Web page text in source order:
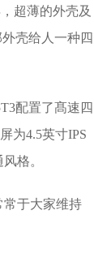
超薄的外壳及
壳给人一种四
配置了髙速四
为4.5英寸IPS
格。
常于大家维持